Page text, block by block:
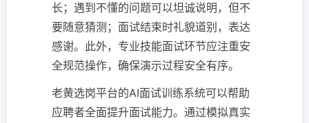
长；遇到不懂的问题可以坦诚说明，但不
要随意猜测；面试结束时礼貌道别，表达
感谢。此外，专业技能面试环节应注重安
全规范操作，确保演示过程安全有序。
老黄选岗平台的AI面试训练系统可以帮助
应聘者全面提升面试能力。通过模拟真实